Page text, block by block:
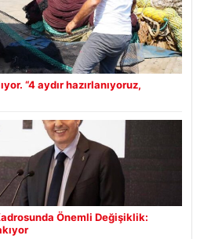
“4 aydır hazırlanıyoruz,
Önemli Değişiklik: